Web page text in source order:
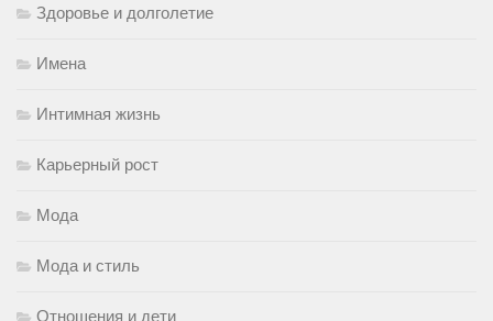
Здоровье и долголетие
Имена
Интимная жизнь
Карьерный рост
Мода
Мода и стиль
Отношения и дети